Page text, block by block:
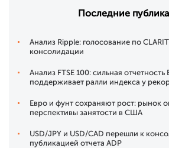
Последние
Анализ Ripple: голосование по
консолидации
Анализ FTSE 100: сильная отчетность
поддерживает ралли индекса у
Евро и фунт сохраняют рост: рынок
перспективы занятости в США
USD/JPY и USD/CAD перешли к
публикацией отчета ADP